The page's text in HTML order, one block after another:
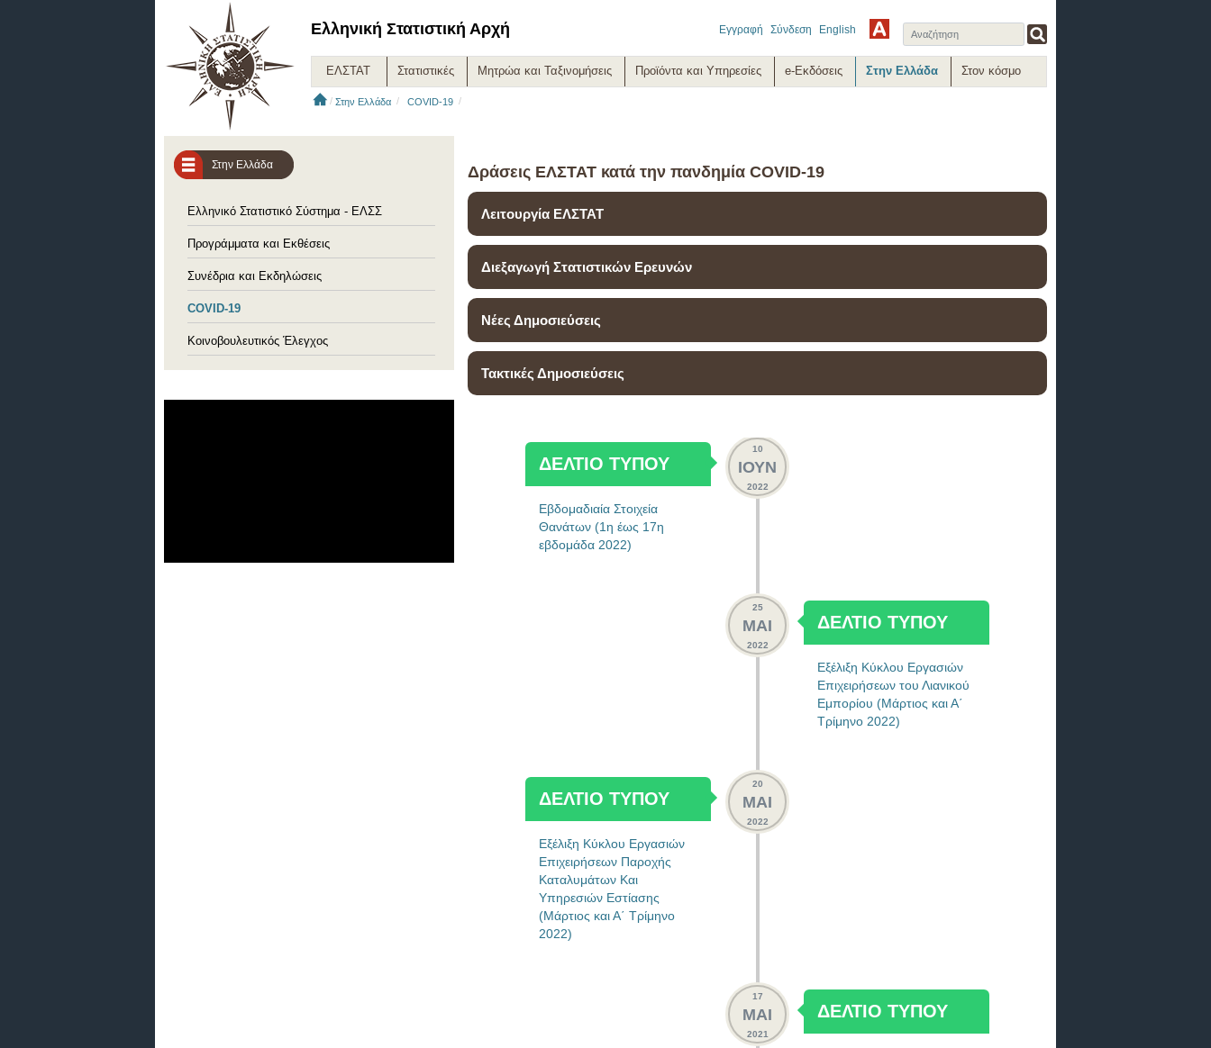
Ελληνική Στατιστική Αρχή Εγγραφή Σύνδεση English
ΕΛΣΤΑΤ Στατιστικές Μητρώα και Ταξινομήσεις Προϊόντα και Υπηρεσίες e-Εκδόσεις Στην Ελλάδα Στον κόσμο
/ Στην Ελλάδα / COVID-19 /
Στην Ελλάδα
Ελληνικό Στατιστικό Σύστημα - ΕΛΣΣ
Προγράμματα και Εκθέσεις
Συνέδρια και Εκδηλώσεις
COVID-19
Κοινοβουλευτικός Έλεγχος
Δράσεις ΕΛΣΤΑΤ κατά την πανδημία COVID-19
Λειτουργία ΕΛΣΤΑΤ
Διεξαγωγή Στατιστικών Ερευνών
Νέες Δημοσιεύσεις
Τακτικές Δημοσιεύσεις
10
ΙΟΥΝ
2022
ΔΕΛΤΙΟ ΤΥΠΟΥ
Εβδομαδιαία Στοιχεία
Θανάτων (1η έως 17η
εβδομάδα 2022)
25
ΜΑΙ
2022
ΔΕΛΤΙΟ ΤΥΠΟΥ
Εξέλιξη Κύκλου Εργασιών
Επιχειρήσεων του Λιανικού
Εμπορίου (Μάρτιος και Α΄
Τρίμηνο 2022)
20
ΜΑΙ
2022
ΔΕΛΤΙΟ ΤΥΠΟΥ
Εξέλιξη Κύκλου Εργασιών
Επιχειρήσεων Παροχής
Καταλυμάτων Και
Υπηρεσιών Εστίασης
(Μάρτιος και Α΄ Τρίμηνο
2022)
17
ΜΑΙ
2021
ΔΕΛΤΙΟ ΤΥΠΟΥ